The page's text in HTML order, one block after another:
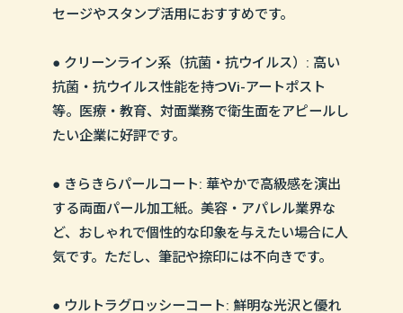
セージやスタンプ活用におすすめです。
● クリーンライン系（抗菌・抗ウイルス）: 高い
抗菌・抗ウイルス性能を持つVi-アートポスト
等。医療・教育、対面業務で衛生面をアピールし
たい企業に好評です。
● きらきらパールコート: 華やかで高級感を演出
する両面パール加工紙。美容・アパレル業界な
ど、おしゃれで個性的な印象を与えたい場合に人
気です。ただし、筆記や捺印には不向きです。
● ウルトラグロッシーコート: 鮮明な光沢と優れ